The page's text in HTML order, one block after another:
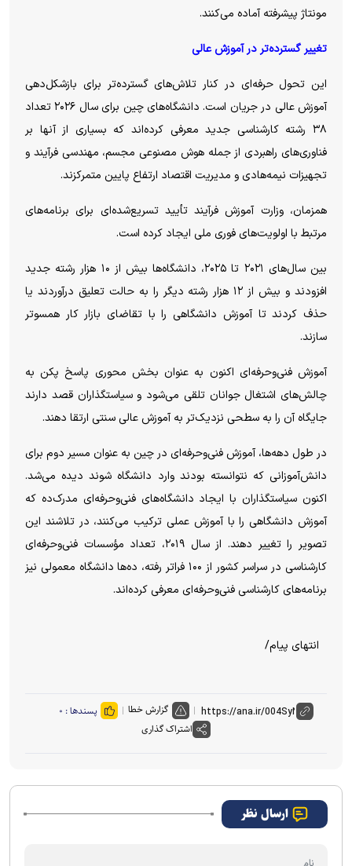
مونتاژ پیشرفته آماده می‌کنند.
تغییر گسترده‌تر در آموزش عالی
این تحول حرفه‌ای در کنار تلاش‌های گسترده‌تر برای بازشکل‌دهی
آموزش عالی در جریان است. دانشگاه‌های چین برای سال ۲۰۲۶ تعداد
۳۸ رشته کارشناسی جدید معرفی کرده‌اند که بسیاری از آنها بر
فناوری‌های راهبردی از جمله هوش مصنوعی مجسم، مهندسی فرآیند و
تجهیزات نیمه‌هادی و مدیریت اقتصاد ارتفاع پایین متمرکزند.
همزمان، وزارت آموزش فرآیند تأیید تسریع‌شده‌ای برای برنامه‌های
مرتبط با اولویت‌های فوری ملی ایجاد کرده است.
بین سال‌های ۲۰۲۱ تا ۲۰۲۵، دانشگاه‌ها بیش از ۱۰ هزار رشته جدید
افزودند و بیش از ۱۲ هزار رشته دیگر را به حالت تعلیق درآوردند یا
حذف کردند تا آموزش دانشگاهی را با تقاضای بازار کار همسوتر
سازند.
آموزش فنی‌وحرفه‌ای اکنون به عنوان بخش محوری پاسخ پکن به
چالش‌های اشتغال جوانان تلقی می‌شود و سیاستگذاران قصد دارند
جایگاه آن را به سطحی نزدیک‌تر به آموزش عالی سنتی ارتقا دهند.
در طول دهه‌ها، آموزش فنی‌وحرفه‌ای در چین به عنوان مسیر دوم برای
دانش‌آموزانی که نتوانسته بودند وارد دانشگاه شوند دیده می‌شد.
اکنون سیاستگذاران با ایجاد دانشگاه‌های فنی‌وحرفه‌ای مدرک‌ده که
آموزش دانشگاهی را با آموزش عملی ترکیب می‌کنند، در تلاشند این
تصویر را تغییر دهند. از سال ۲۰۱۹، تعداد مؤسسات فنی‌وحرفه‌ای
کارشناسی در سراسر کشور از ۱۰۰ فراتر رفته، ده‌ها دانشگاه معمولی نیز
برنامه‌های کارشناسی فنی‌وحرفه‌ای معرفی کرده‌اند.
انتهای پیام/
گزارش خطا پسندها : ۰
اشتراک گذاری
ارسال نظر